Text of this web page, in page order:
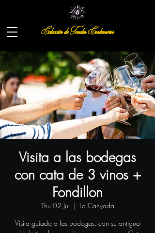
Colección de Toneles Centenarios
Visita a las bodegas
con cata de 3 vinos +
Fondillon
Thu 02 Jul
  |
La Canyada
Visita guiada a las bodegas, con su antigua